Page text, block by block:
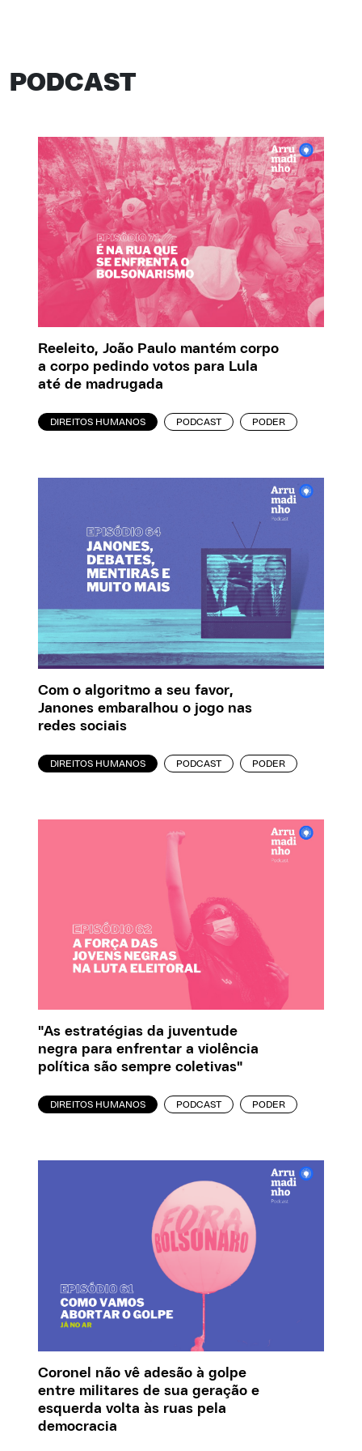
PODCAST
Reeleito, João Paulo mantém corpo
a corpo pedindo votos para Lula
até de madrugada
DIREITOS HUMANOS PODCAST PODER
Com o algoritmo a seu favor,
Janones embaralhou o jogo nas
redes sociais
DIREITOS HUMANOS PODCAST PODER
"As estratégias da juventude
negra para enfrentar a violência
política são sempre coletivas"
DIREITOS HUMANOS PODCAST PODER
Coronel não vê adesão à golpe
entre militares de sua geração e
esquerda volta às ruas pela
democracia